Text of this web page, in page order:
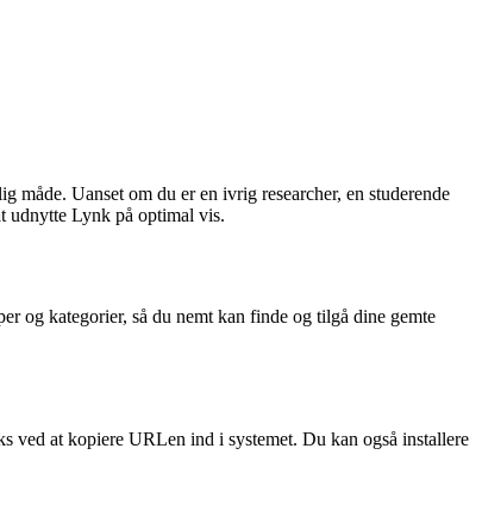
Uanset om du er en ivrig researcher, en studerende
udnytte Lynk på optimal vis.
og kategorier, så du nemt kan finde og tilgå dine gemte
ved at kopiere URLen ind i systemet. Du kan også installere